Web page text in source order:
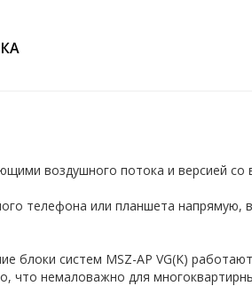
воздушного потока и версией
телефона или планшета напрямую,
блоки систем MSZ-AP VG(K)
что немаловажно для